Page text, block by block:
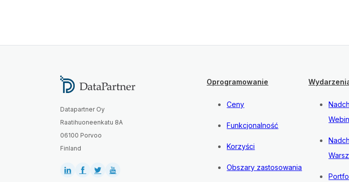
Datapartner Oy
Raatihuoneenkatu 8A
06100 Porvoo
Finland
Oprogramowanie
Ceny
Funkcjonalność
Korzyści
Obszary zastosowania